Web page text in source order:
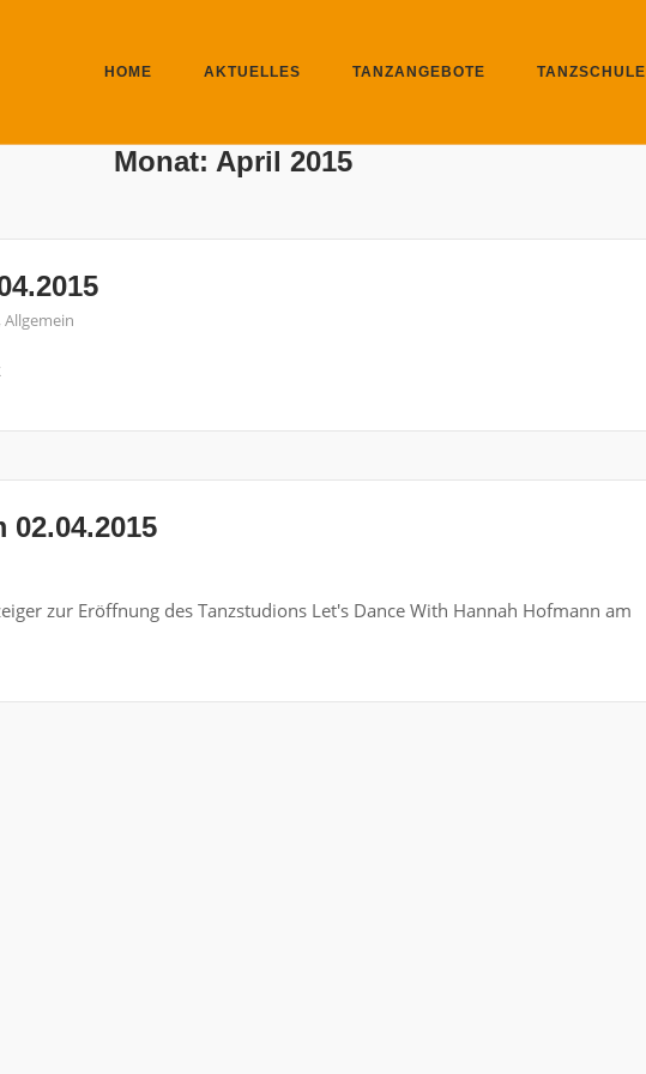
HOME AKTUELLES TANZANGEBOTE TANZSCHULE
Monat: April 2015
Allgemein
zur Eröffnung des Tanzstudions Let's Dance With Hannah Hofmann am